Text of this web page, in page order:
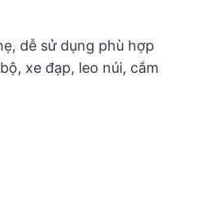
dễ sử dụng phù hợp
xe đạp, leo núi, cắm